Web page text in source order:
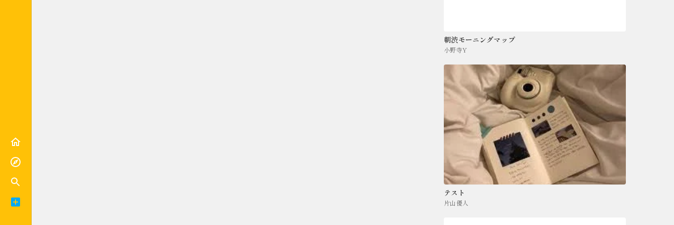
朝渋モーニングマップ
小野寺Y
テスト
片山優人